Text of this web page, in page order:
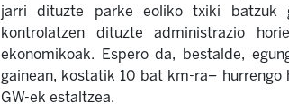
jarri dituzte parke eoliko txiki batzuk
kontrolatzen dituzte administrazio
ekonomikoak. Espero da, bestalde,
gainean, kostatik 10 bat km-ra–
GW-ek estaltzea.